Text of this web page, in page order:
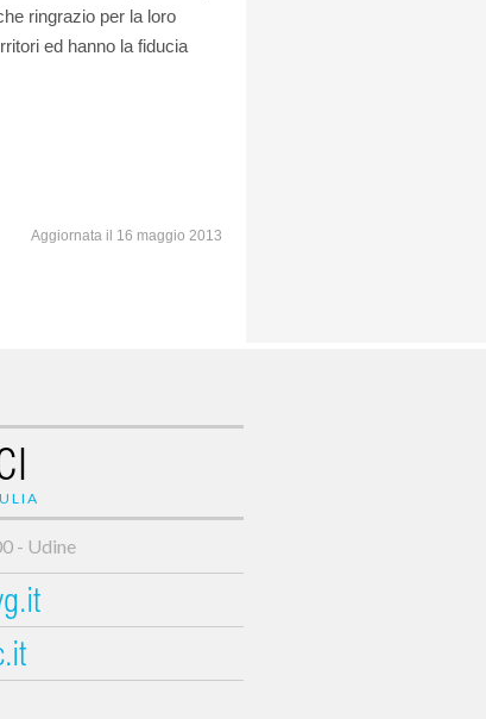
ringrazio per la loro
ed hanno la fiducia
Aggiornata il 16 maggio 2013
- Udine